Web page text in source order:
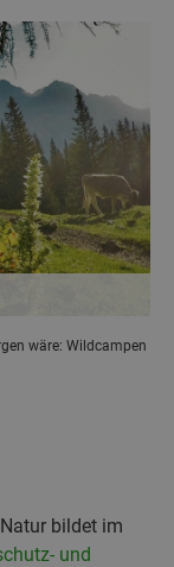
wäre: Wildcampen
bildet im
und